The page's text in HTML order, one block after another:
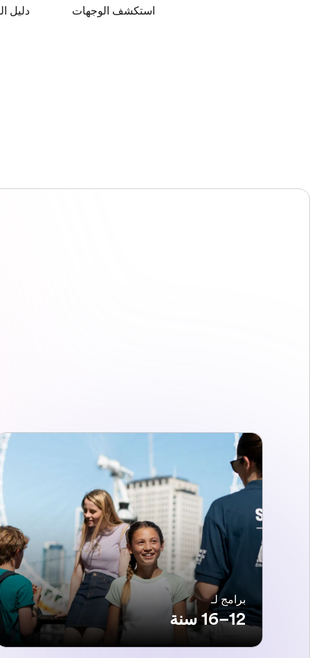
استكشف الوجهات دليل
برامج لـ
12–16 سنة